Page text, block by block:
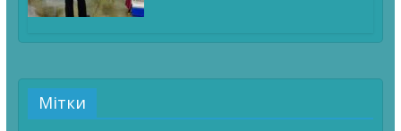
Мітки